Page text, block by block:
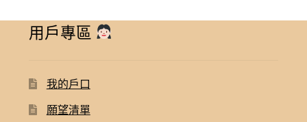
用戶專區
我的戶口
願望清單